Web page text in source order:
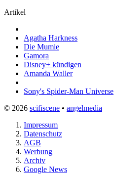
Artikel
Agatha Harkness
Die Mumie
Gamora
Disney+ kündigen
Amanda Waller
Sony's Spider-Man Universe
© 2026 scifiscene • angelmedia
Impressum
Datenschutz
AGB
Werbung
Archiv
Google News